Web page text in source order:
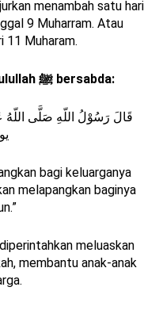
menambah satu hari
9 Muharram. Atau
11 Muharam.
3. Memperbanyak Sedekah Rasulullah ﷺ bersabda:
قَالَ رَسُوْلُ اللّهِ صَلَّى
bagi keluarganya
melapangkan baginya
meluaskan
membantu anak-anak